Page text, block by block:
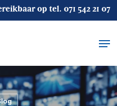
op tel. 071 542 21 07